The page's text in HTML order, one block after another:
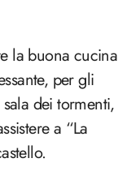
la buona cucina
per gli
dei tormenti,
a “La